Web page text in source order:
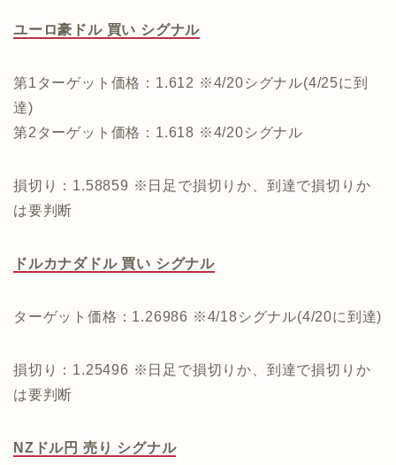
ユーロ豪ドル 買い シグナル
第1ターゲット価格：1.612 ※4/20シグナル(4/25に到
達)
第2ターゲット価格：1.618 ※4/20シグナル
損切り：1.58859 ※日足で損切りか、到達で損切りか
は要判断
ドルカナダドル 買い シグナル
ターゲット価格：1.26986 ※4/18シグナル(4/20に到達)
損切り：1.25496 ※日足で損切りか、到達で損切りか
は要判断
NZドル円 売り シグナル